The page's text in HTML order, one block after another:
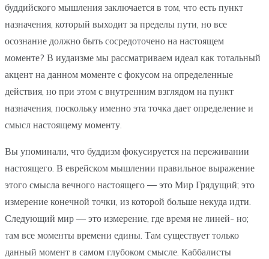
буддийского мышления заключается в том, что есть пункт
назначения, который выходит за пределы пути, но все
осознание должно быть сосредоточено на настоящем
моменте? В иудаизме мы рассматриваем идеал как тотальный
акцент на данном моменте с фокусом на определенные
действия, но при этом с внутренним взглядом на пункт
назначения, поскольку именно эта точка дает определение и
смысл настоящему моменту.
Вы упоминали, что буддизм фокусируется на переживании
настоящего. В еврейском мышлении правильное выражение
этого смысла вечного настоящего — это Мир Грядущий; это
измерение конечной точки, из которой больше некуда идти.
Следующий мир — это измерение, где время не линей- но;
там все моменты времени едины. Там существует только
данный момент в самом глубоком смысле. Каббалисты